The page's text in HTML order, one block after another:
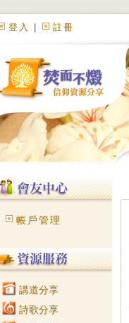
登入 註冊
帳戶管理
講道分享
詩歌分享